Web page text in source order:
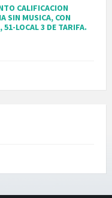
CALIFICACION
SIN MUSICA, CON
51-LOCAL 3 DE TARIFA.